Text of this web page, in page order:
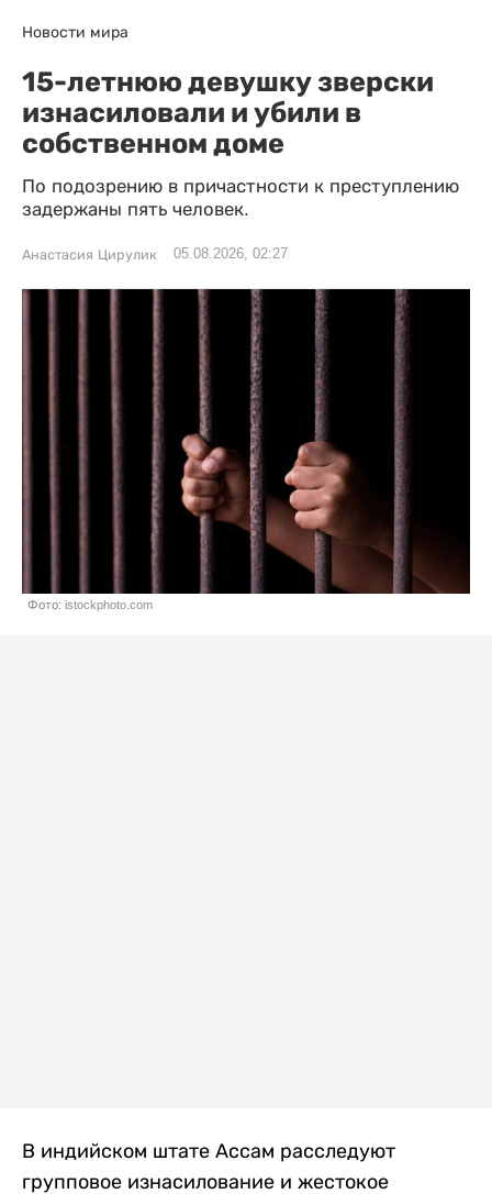
Новости мира
15-летнюю девушку зверски
изнасиловали и убили в
собственном доме
По подозрению в причастности к преступлению
задержаны пять человек.
Анастасия Цирулик 05.08.2026, 02:27
Фото: istockphoto.com
В индийском штате Ассам расследуют
групповое изнасилование и жестокое